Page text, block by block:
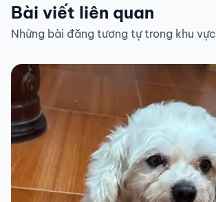
Bài viết liên quan
Những bài đăng tương tự trong khu vực